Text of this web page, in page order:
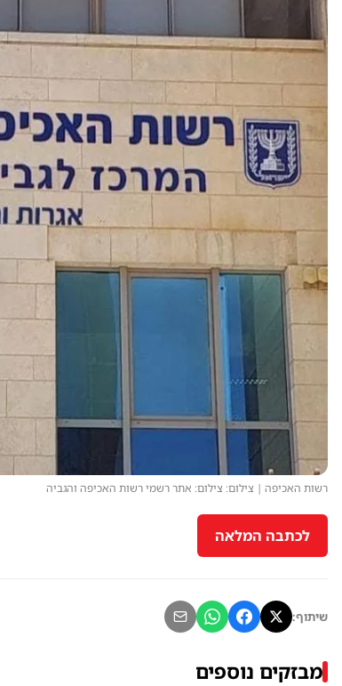
רשות האכיפה | צילום: צילום: אתר רשמי רשות האכיפה והגביה
לכתבה המלאה
שיתוף:
מבזקים נוספים